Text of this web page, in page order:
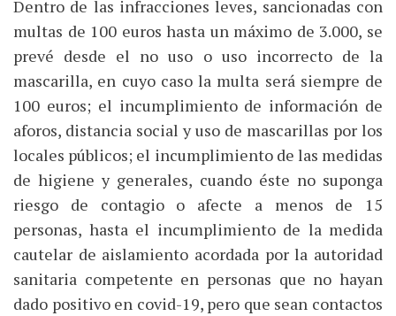
Dentro de las infracciones leves, sancionadas con
multas de 100 euros hasta un máximo de 3.000, se
prevé desde el no uso o uso incorrecto de la
mascarilla, en cuyo caso la multa será siempre de
100 euros; el incumplimiento de información de
aforos, distancia social y uso de mascarillas por los
locales públicos; el incumplimiento de las medidas
de higiene y generales, cuando éste no suponga
riesgo de contagio o afecte a menos de 15
personas, hasta el incumplimiento de la medida
cautelar de aislamiento acordada por la autoridad
sanitaria competente en personas que no hayan
dado positivo en covid-19, pero que sean contactos